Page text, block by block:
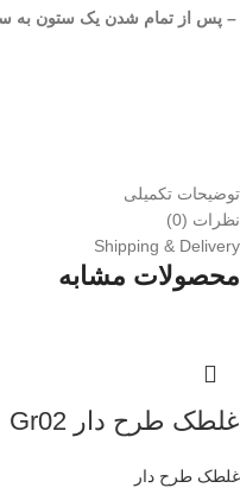
– پس از تمام شدن یک ستون به
توضیحات تکمیلی
نظرات (0)
Shipping & Delivery
محصولات مشابه
غلطک طرح دار Gr02
غلطک طرح دار